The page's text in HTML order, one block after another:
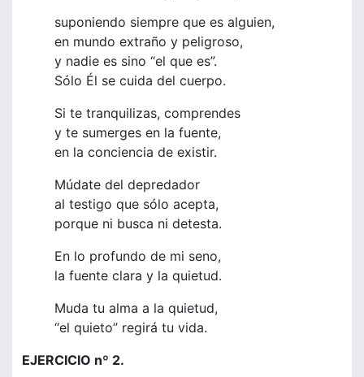
suponiendo siempre que es alguien,
en mundo extraño y peligroso,
y nadie es sino “el que es”.
Sólo Él se cuida del cuerpo.
Si te tranquilizas, comprendes
y te sumerges en la fuente,
en la conciencia de existir.
Múdate del depredador
al testigo que sólo acepta,
porque ni busca ni detesta.
En lo profundo de mi seno,
la fuente clara y la quietud.
Muda tu alma a la quietud,
“el quieto” regirá tu vida.
EJERCICIO nº 2.